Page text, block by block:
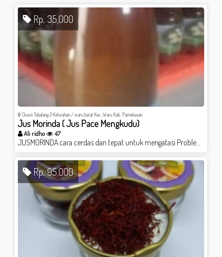
Rp. 35,000
Dusun Tobalang 3 Kelurahan / waru barat Kec. Waru Kab. Pamekasan
Jus Morinda ( Jus Pace Mengkudu)
Ali ridho 47
JUSMORINDA cara cerdas dan tepat untuk mengatasi Problem kesehatan anda !!! Sebab JUSMORINDA mampu memperbaiki dan mengoptimalkan fungsi 5 organ vital tubuh manusia .. Seperti : 1. Jantung 2. Liver 3. Ginjal 4. Pangkreas dan 5 Paru paru ..!!!!
Rp. 95,000